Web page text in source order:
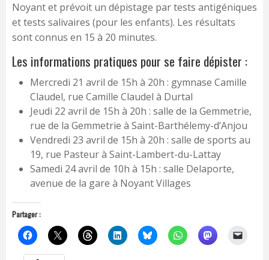
Noyant et prévoit un dépistage par tests antigéniques
et tests salivaires (pour les enfants). Les résultats
sont connus en 15 à 20 minutes.
Les informations pratiques pour se faire dépister :
Mercredi 21 avril de 15h à 20h : gymnase Camille
Claudel, rue Camille Claudel à Durtal
Jeudi 22 avril de 15h à 20h : salle de la Gemmetrie,
rue de la Gemmetrie à Saint-Barthélemy-d’Anjou
Vendredi 23 avril de 15h à 20h : salle de sports au
19, rue Pasteur à Saint-Lambert-du-Lattay
Samedi 24 avril de 10h à 15h : salle Delaporte,
avenue de la gare à Noyant Villages
Partager :